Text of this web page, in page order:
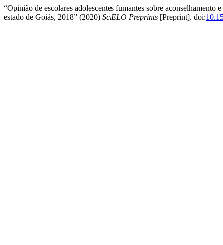
“Opinião de escolares adolescentes fumantes sobre aconselhamento
estado de Goiás, 2018” (2020) SciELO Preprints [Preprint]. doi: